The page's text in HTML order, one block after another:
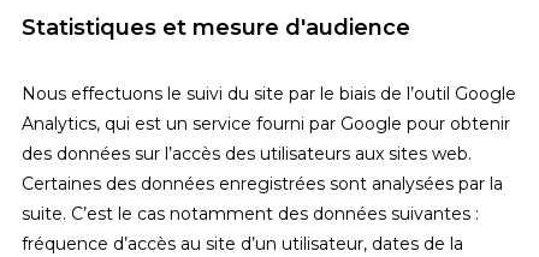
Statistiques et mesure d'audience
Nous effectuons le suivi du site par le biais de l’outil Google
Analytics, qui est un service fourni par Google pour obtenir
des données sur l’accès des utilisateurs aux sites web.
Certaines des données enregistrées sont analysées par la
suite. C’est le cas notamment des données suivantes :
fréquence d’accès au site d’un utilisateur, dates de la